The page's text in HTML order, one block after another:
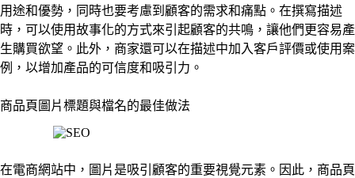
用途和優勢，同時也要考慮到顧客的需求和痛點。在撰寫描述
時，可以使用故事化的方式來引起顧客的共鳴，讓他們更容易產
生購買欲望。此外，商家還可以在描述中加入客戶評價或使用案
例，以增加產品的可信度和吸引力。
商品頁圖片標題與檔名的最佳做法
在電商網站中，圖片是吸引顧客的重要視覺元素。因此，商品頁